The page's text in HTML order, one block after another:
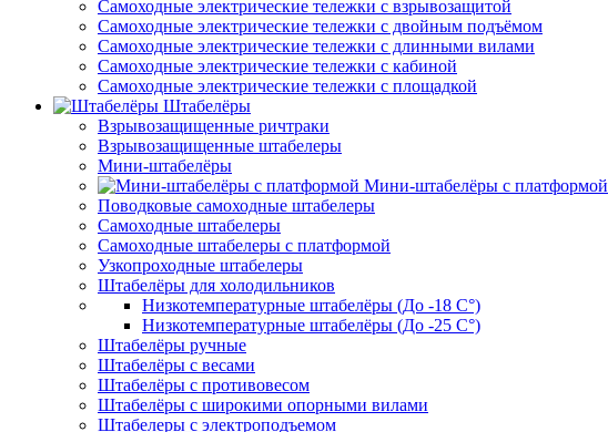
Самоходные электрические тележки с взрывозащитой
Самоходные электрические тележки с двойным подъёмом
Самоходные электрические тележки с длинными вилами
Самоходные электрические тележки с кабиной
Самоходные электрические тележки с площадкой
Штабелёры
Взрывозащищенные ричтраки
Взрывозащищенные штабелеры
Мини-штабелёры
Мини-штабелёры с платформой
Поводковые самоходные штабелеры
Самоходные штабелеры
Самоходные штабелеры с платформой
Узкопроходные штабелеры
Штабелёры для холодильников
Низкотемпературные штабелёры (До -18 C°)
Низкотемпературные штабелёры (До -25 C°)
Штабелёры ручные
Штабелёры с весами
Штабелёры с противовесом
Штабелёры с широкими опорными вилами
Штабелеры с электроподъемом